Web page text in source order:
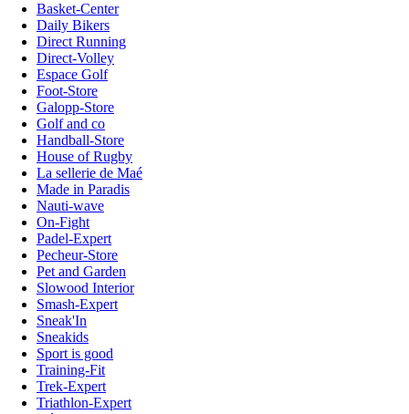
Basket-Center
Daily Bikers
Direct Running
Direct-Volley
Espace Golf
Foot-Store
Galopp-Store
Golf and co
Handball-Store
House of Rugby
La sellerie de Maé
Made in Paradis
Nauti-wave
On-Fight
Padel-Expert
Pecheur-Store
Pet and Garden
Slowood Interior
Smash-Expert
Sneak'In
Sneakids
Sport is good
Training-Fit
Trek-Expert
Triathlon-Expert